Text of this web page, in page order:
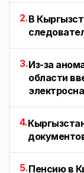
2.В
3.Из-за
области
4.
5.Пенсию в